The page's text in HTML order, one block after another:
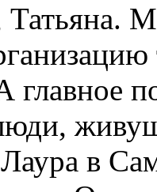
главное
Лаура в